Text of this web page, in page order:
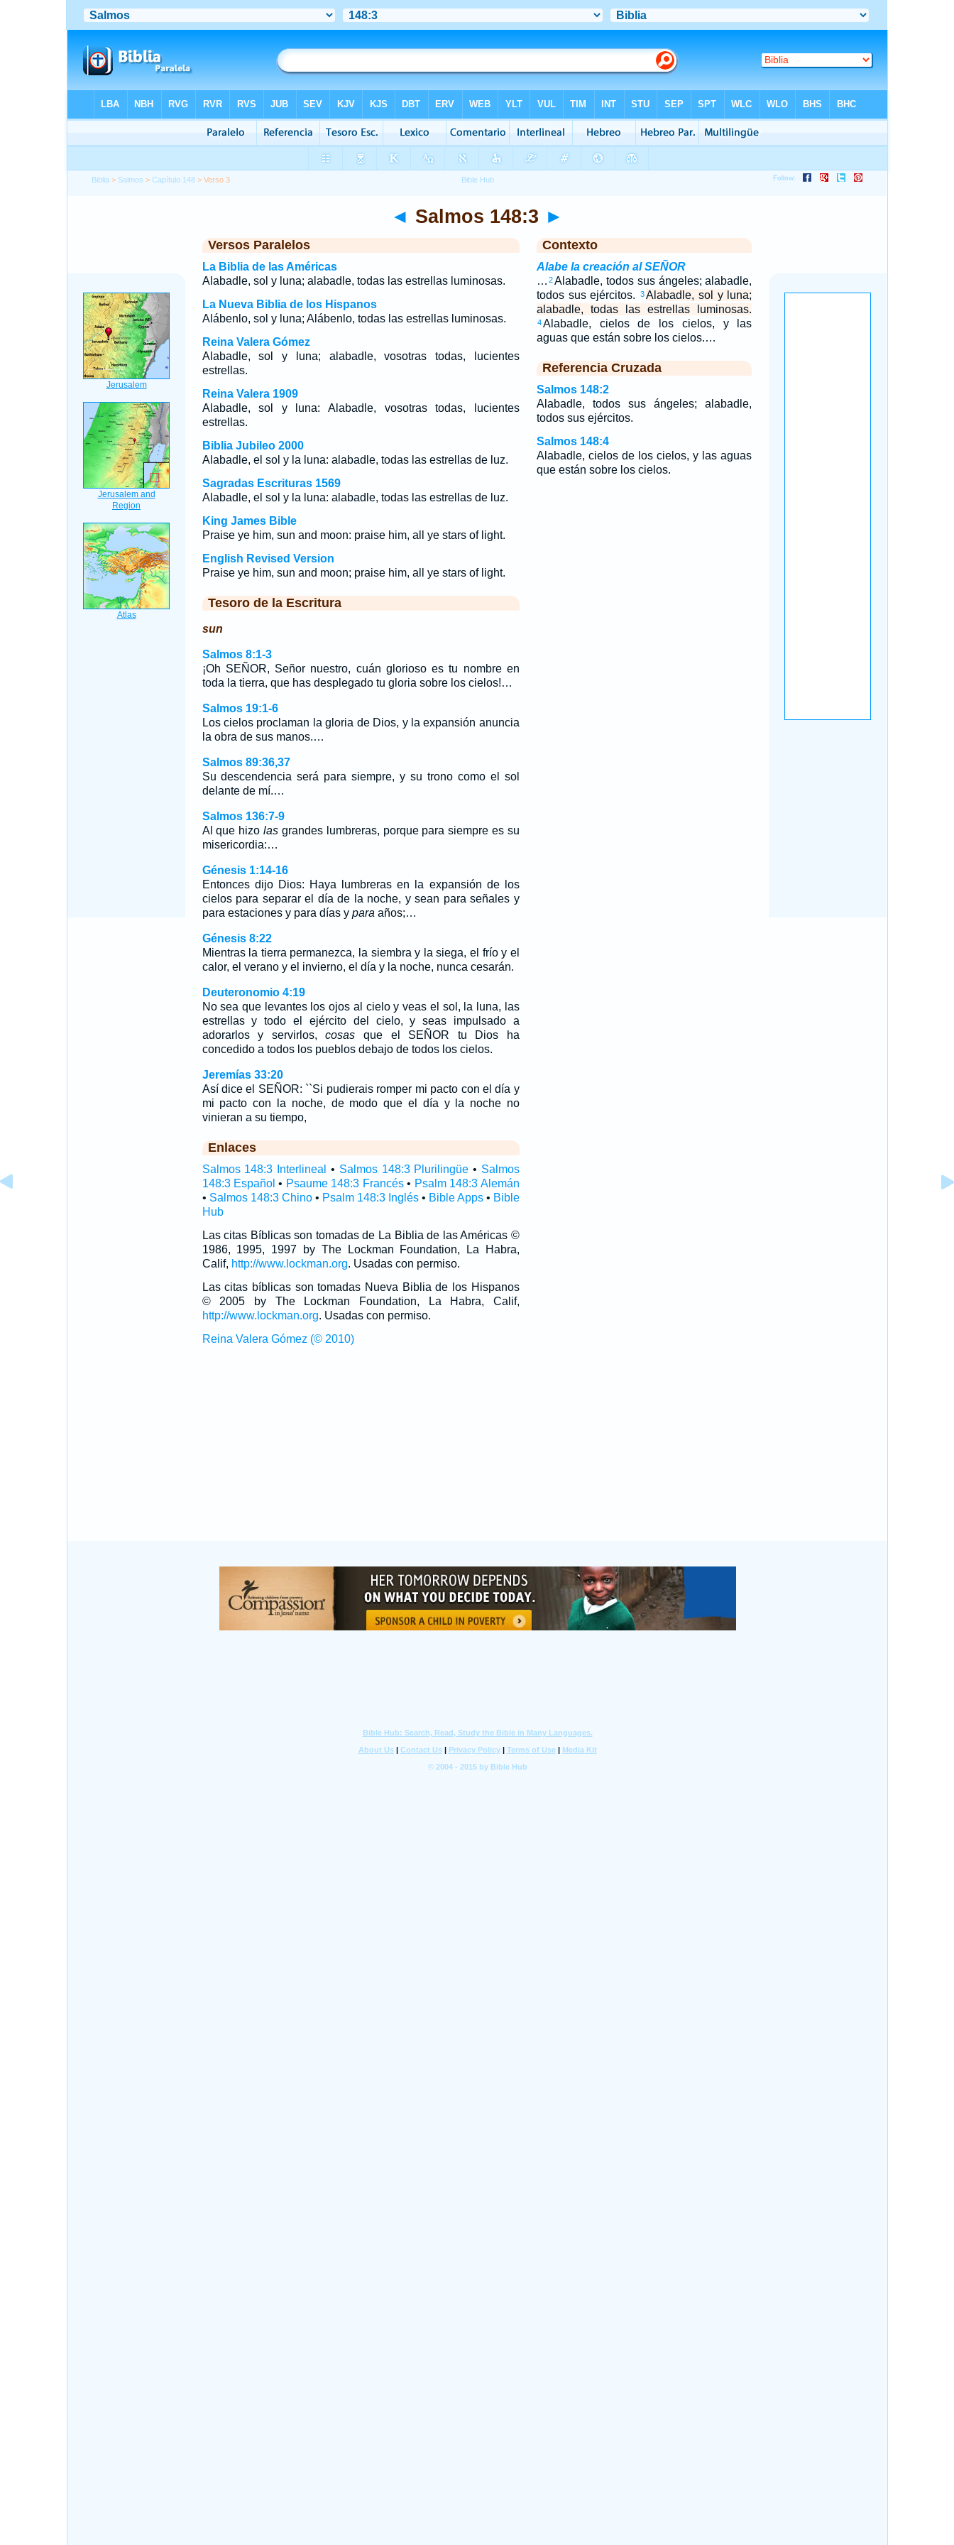
Biblia > Salmos >Capítulo 148 > Verso 3
◄ Salmos 148:3 ►
Versos Paralelos
La Biblia de las Américas
Alabadle, sol y luna; alabadle, todas las estrellas luminosas.
La Nueva Biblia de los Hispanos
Alábenlo, sol y luna; Alábenlo, todas las estrellas luminosas.
Reina Valera Gómez
Alabadle, sol y luna; alabadle, vosotras todas, lucientes
estrellas.
Reina Valera 1909
Alabadle, sol y luna: Alabadle, vosotras todas, lucientes
estrellas.
Biblia Jubileo 2000
Alabadle, el sol y la luna: alabadle, todas las estrellas de luz.
Sagradas Escrituras 1569
Alabadle, el sol y la luna: alabadle, todas las estrellas de luz.
King James Bible
Praise ye him, sun and moon: praise him, all ye stars of light.
English Revised Version
Praise ye him, sun and moon; praise him, all ye stars of light.
Tesoro de la Escritura
sun
Salmos 8:1-3
¡Oh SEÑOR, Señor nuestro, cuán glorioso es tu nombre en
toda la tierra, que has desplegado tu gloria sobre los cielos!…
Salmos 19:1-6
Los cielos proclaman la gloria de Dios, y la expansión anuncia
la obra de sus manos.…
Salmos 89:36,37
Su descendencia será para siempre, y su trono como el sol
delante de mí.…
Salmos 136:7-9
Al que hizolas grandes lumbreras, porque para siempre es su
misericordia:…
Génesis 1:14-16
Entonces dijo Dios: Haya lumbreras en la expansión de los
cielos para separar el día de la noche, y sean para señales y
para estaciones y para días y para años;…
Génesis 8:22
Mientras la tierra permanezca, la siembra y la siega, el frío y el
calor, el verano y el invierno, el día y la noche, nunca cesarán.
Deuteronomio 4:19
No sea que levantes los ojos al cielo y veas el sol, la luna, las
estrellas y todo el ejército del cielo, y seas impulsado a
adorarlos y servirlos,cosas que el SEÑOR tu Dios ha
concedido a todos los pueblos debajo de todos los cielos.
Jeremías 33:20
Así dice el SEÑOR: ``Si pudierais romper mi pacto con el día y
mi pacto con la noche, de modo que el día y la noche no
vinieran a su tiempo,
Enlaces
Salmos 148:3 Interlineal • Salmos 148:3 Plurilingüe • Salmos
148:3 Español • Psaume 148:3 Francés• Psalm 148:3 Alemán
• Salmos 148:3 Chino• Psalm 148:3 Inglés• Bible Apps• Bible
Hub
Las citas Bíblicas son tomadas de La Biblia de las Américas ©
1986, 1995, 1997 by The Lockman Foundation, La Habra,
Calif, http://www.lockman.org. Usadas con permiso.
Las citas bíblicas son tomadas Nueva Biblia de los Hispanos
© 2005 by The Lockman Foundation, La Habra, Calif,
http://www.lockman.org. Usadas con permiso.
Reina Valera Gómez (© 2010)
Contexto
Alabe la creación al SEÑOR
… 2Alabadle, todos sus ángeles; alabadle,
todos sus ejércitos.
3Alabadle, sol y luna;
alabadle, todas las estrellas luminosas.
4Alabadle, cielos de los cielos, y las
aguas que están sobre los cielos.…
Referencia Cruzada
Salmos 148:2
Alabadle, todos sus ángeles; alabadle,
todos sus ejércitos.
Salmos 148:4
Alabadle, cielos de los cielos, y las aguas
que están sobre los cielos.